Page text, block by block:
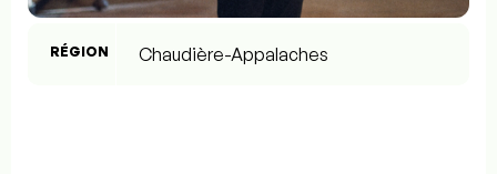
RÉGION Chaudière-Appalaches